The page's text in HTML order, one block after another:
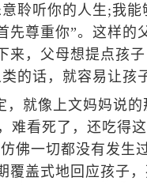
聆听你的人生;我
先尊重你”。这样的
来，父母想提点孩
的话，就容易让孩
就像上文妈妈说的
难看死了，还吃得
佛一切都没有发生
覆盖式地回应孩子